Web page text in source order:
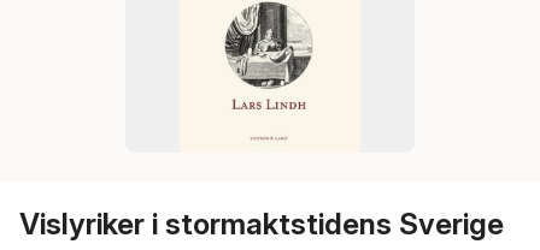
Vislyriker i stormaktstidens Sverige